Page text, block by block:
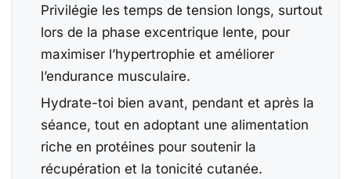
Privilégie les temps de tension longs, surtout
lors de la phase excentrique lente, pour
maximiser l’hypertrophie et améliorer
l’endurance musculaire.
Hydrate-toi bien avant, pendant et après la
séance, tout en adoptant une alimentation
riche en protéines pour soutenir la
récupération et la tonicité cutanée.